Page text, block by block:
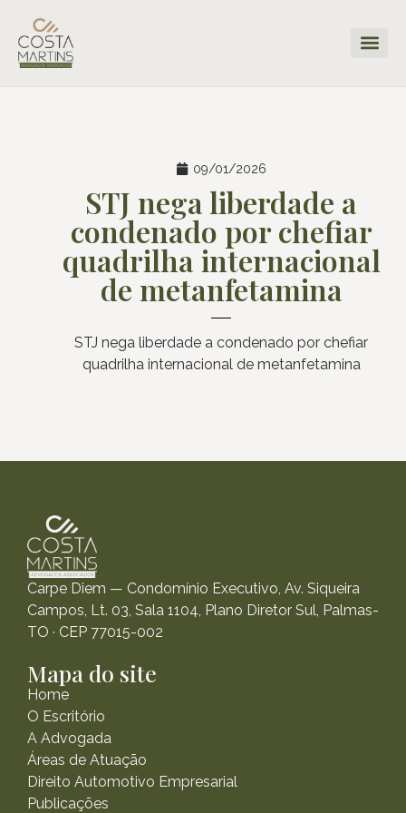
09/01/2026
STJ nega liberdade a
condenado por chefiar
quadrilha internacional
de metanfetamina
STJ nega liberdade a condenado por chefiar
quadrilha internacional de metanfetamina
Carpe Diem — Condomínio Executivo, Av. Siqueira
Campos, Lt. 03, Sala 1104, Plano Diretor Sul, Palmas-
TO · CEP 77015-002
Mapa do site
Home
O Escritório
A Advogada
Áreas de Atuação
Direito Automotivo Empresarial
Publicações